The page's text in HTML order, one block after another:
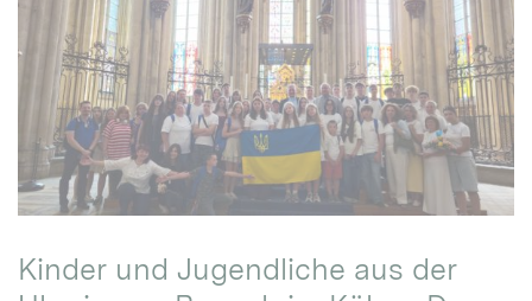
Kinder und Jugendliche aus der